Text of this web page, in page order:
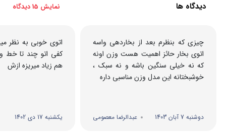
دیدگاه ها نمایش 15 دیدگاه
چیزی که بنظرم بعد از بخاردهی واسه
اتوی بخار حائز اهمیت هست وزن اونه
که نه خیلی سنگین باشه و نه سبک ،
خوشبختانه این مدل وزن مناسبی داره
دوشنبه 7 آبان 1403 عبدالرضا معصومی
اتوی خوبی به نظر
کفی اتو چند تا
هم زیاد میریزه ازش
یکشنبه 17 دی 1402